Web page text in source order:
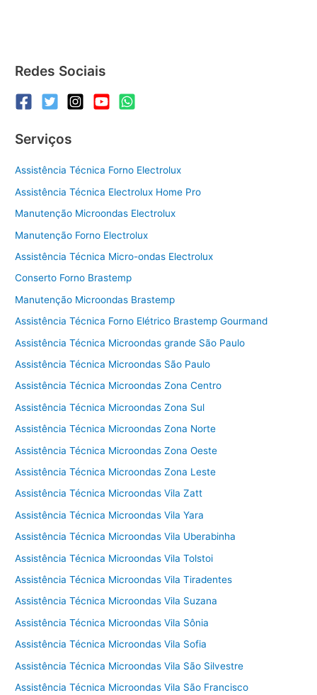
Redes Sociais
Serviços
Assistência Técnica Forno Electrolux
Assistência Técnica Electrolux Home Pro
Manutenção Microondas Electrolux
Manutenção Forno Electrolux
Assistência Técnica Micro-ondas Electrolux
Conserto Forno Brastemp
Manutenção Microondas Brastemp
Assistência Técnica Forno Elétrico Brastemp Gourmand
Assistência Técnica Microondas grande São Paulo
Assistência Técnica Microondas São Paulo
Assistência Técnica Microondas Zona Centro
Assistência Técnica Microondas Zona Sul
Assistência Técnica Microondas Zona Norte
Assistência Técnica Microondas Zona Oeste
Assistência Técnica Microondas Zona Leste
Assistência Técnica Microondas Vila Zatt
Assistência Técnica Microondas Vila Yara
Assistência Técnica Microondas Vila Uberabinha
Assistência Técnica Microondas Vila Tolstoi
Assistência Técnica Microondas Vila Tiradentes
Assistência Técnica Microondas Vila Suzana
Assistência Técnica Microondas Vila Sônia
Assistência Técnica Microondas Vila Sofia
Assistência Técnica Microondas Vila São Silvestre
Assistência Técnica Microondas Vila São Francisco